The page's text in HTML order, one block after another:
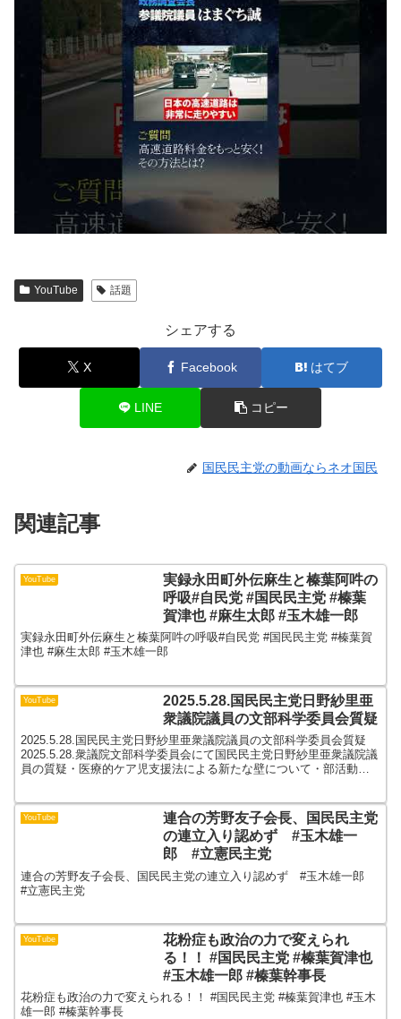
YouTube 話題
シェアする
X Facebook はてブ
LINE コピー
国民民主党の動画ならネオ国民
関連記事
YouTube
実録永田町外伝麻生と榛葉阿吽の
呼吸#自民党 #国民民主党 #榛葉
賀津也 #麻生太郎 #玉木雄一郎
実録永田町外伝麻生と榛葉阿吽の呼吸#自民党 #国民民主党 #榛葉賀
津也 #麻生太郎 #玉木雄一郎
YouTube
2025.5.28.国民民主党日野紗里亜
衆議院議員の文部科学委員会質疑
2025.5.28.国民民主党日野紗里亜衆議院議員の文部科学委員会質疑
2025.5.28.衆議院文部科学委員会にて国民民主党日野紗里亜衆議院議
員の質疑・医療的ケア児支援法による新たな壁について・部活動の
YouTube
連合の芳野友子会長、国民民主党
の連立入り認めず #玉木雄一
郎 #立憲民主党
連合の芳野友子会長、国民民主党の連立入り認めず #玉木雄一郎
#立憲民主党
YouTube
花粉症も政治の力で変えられ
る！！ #国民民主党 #榛葉賀津也
#玉木雄一郎 #榛葉幹事長
花粉症も政治の力で変えられる！！ #国民民主党 #榛葉賀津也 #玉木
雄一郎 #榛葉幹事長